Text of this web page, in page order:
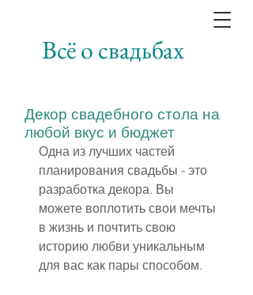
Всё о свадьбах
Декор свадебного стола на
любой вкус и бюджет
Одна из лучших частей
планирования свадьбы - это
разработка декора. Вы
можете воплотить свои мечты
в жизнь и почтить свою
историю любви уникальным
для вас как пары способом.